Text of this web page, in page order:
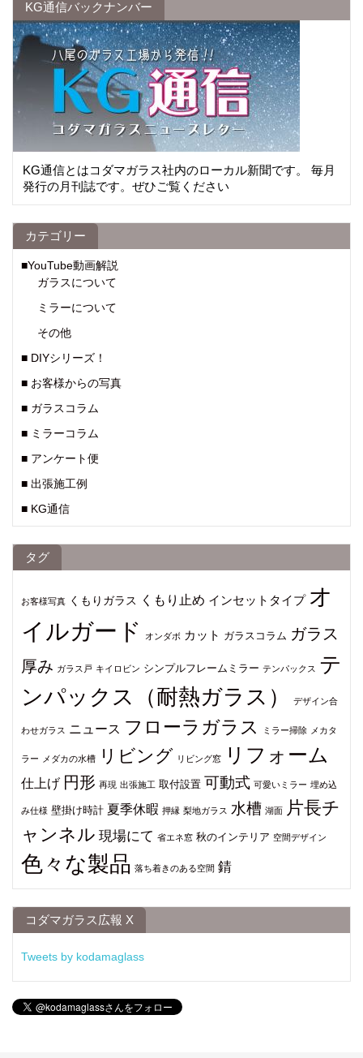
KG通信バックナンバー
KG通信とはコダマガラス社内のローカル新聞です。 毎月
発行の月刊誌です。ぜひご覧ください
カテゴリー
■YouTube動画解説
ガラスについて
ミラーについて
その他
■ DIYシリーズ！
■ お客様からの写真
■ ガラスコラム
■ ミラーコラム
■ アンケート便
■ 出張施工例
■ KG通信
タグ
お客様写真 くもりガラス くもり止め インセットタイプ オ
イルガード
オンダボ カット ガラスコラム ガラス
厚み ガラス戸 キイロビン シンプルフレームミラー テンパックス テ
ンパックス（耐熱ガラス）
デザイン合
わせガラス ニュース フローラガラス ミラー掃除 メカタ
ラー メダカの水槽 リビング リビング窓 リフォーム
仕上げ 円形 再現 出張施工 取付設置 可動式 可愛いミラー 埋め込
み仕様 壁掛け時計 夏季休暇 押縁 梨地ガラス 水槽 湖面
片長チ
ャンネル 現場にて 省エネ窓 秋のインテリア 空間デザイン
色々な製品 落ち着きのある空間 錆
コダマガラス広報 X
Tweets by kodamaglass